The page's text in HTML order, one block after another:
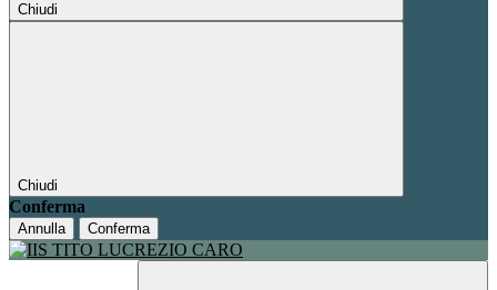
Chiudi
Chiudi
Conferma
Annulla Conferma